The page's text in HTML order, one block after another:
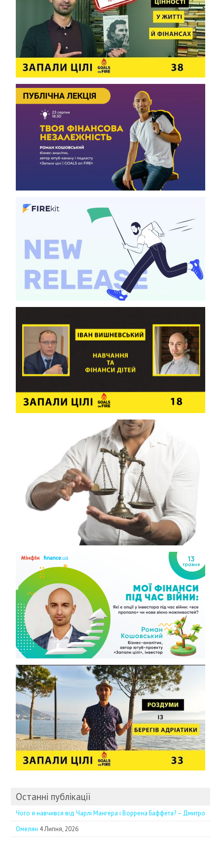
Останні публікації
Чого я навчився від Чарлі Мангера і Воррена Баффета? – Дмитро
Омелян 4 Липня, 2026